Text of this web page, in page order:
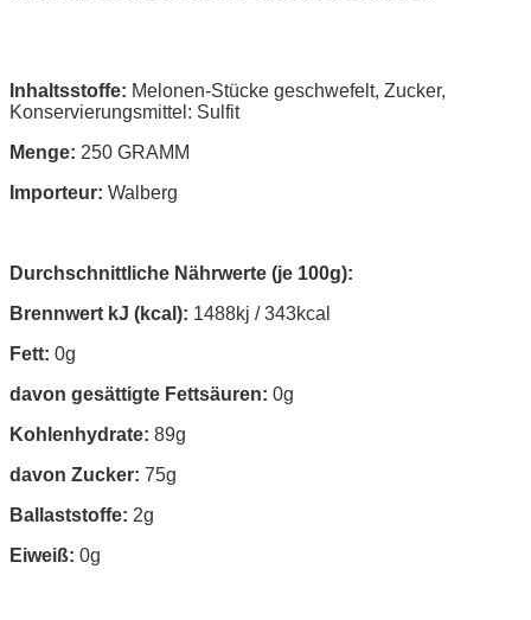
Inhaltsstoffe: Melonen-Stücke geschwefelt, Zucker,
Konservierungsmittel: Sulfit
Menge: 250 GRAMM
Importeur: Walberg
Durchschnittliche Nährwerte (je 100g):
Brennwert kJ (kcal): 1488kj / 343kcal
Fett: 0g
davon gesättigte Fettsäuren: 0g
Kohlenhydrate: 89g
davon Zucker: 75g
Ballaststoffe: 2g
Eiweiß: 0g